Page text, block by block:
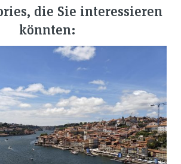
die Sie interessieren
könnten: